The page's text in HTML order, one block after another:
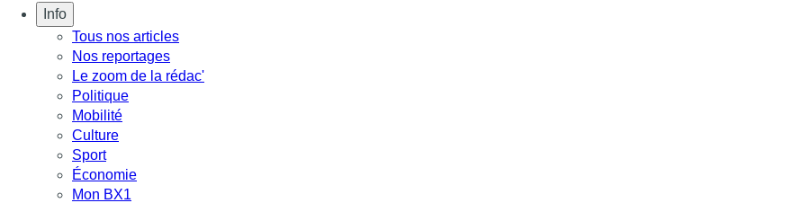
Info
Tous nos articles
Nos reportages
Le zoom de la rédac'
Politique
Mobilité
Culture
Sport
Économie
Mon BX1